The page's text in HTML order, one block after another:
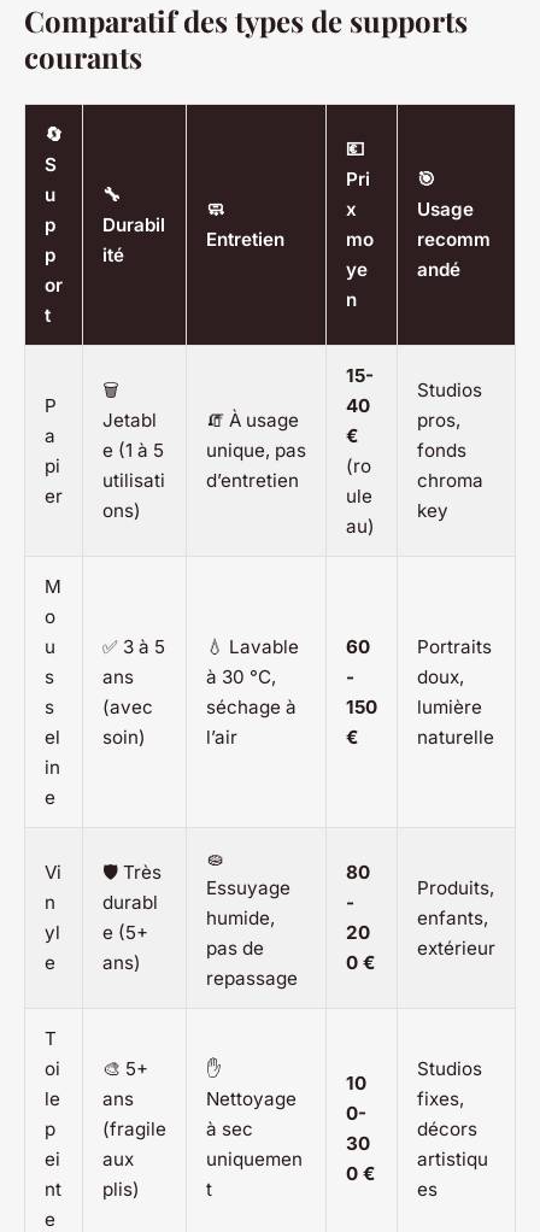
Comparatif des types de supports
courants
🔄
S
u
p
p
or
t
🔧
Durabil
ité
🧼
Entretien
💶
Pri
x
mo
ye
n
🎯
Usage
recomm
andé
P
a
pi
er
🗑️
Jetabl
e (1 à 5
utilisati
ons)
🧯 À usage
unique, pas
d’entretien
15-
40
€
(ro
ule
au)
Studios
pros,
fonds
chroma
key
M
o
u
s
s
el
in
e
✅ 3 à 5
ans
(avec
soin)
💧 Lavable
à 30 °C,
séchage à
l’air
60
-
150
€
Portraits
doux,
lumière
naturelle
Vi
n
yl
e
🛡️ Très
durabl
e (5+
ans)
🧽
Essuyage
humide,
pas de
repassage
80
-
20
0 €
Produits,
enfants,
extérieur
T
oi
le
p
ei
nt
e
🎨 5+
ans
(fragile
aux
plis)
✋
Nettoyage
à sec
uniquemen
t
10
0-
30
0 €
Studios
fixes,
décors
artistiqu
es